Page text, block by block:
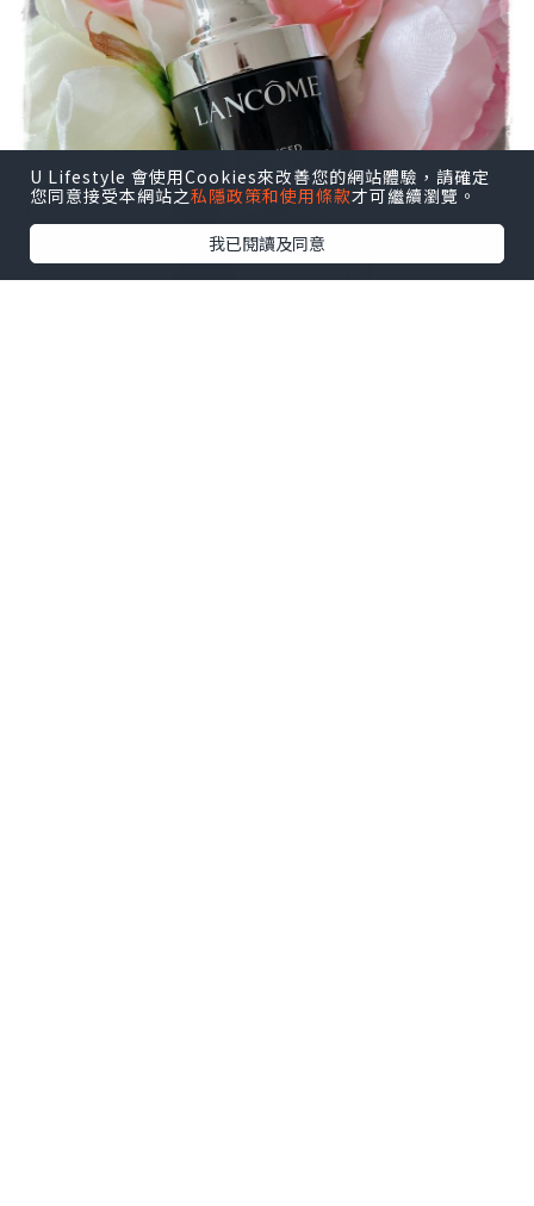
U Lifestyle 會使用Cookies來改善您的網站體驗，請確定
您同意接受本網站之私隱政策和使用條款才可繼續瀏覽。
我已閱讀及同意